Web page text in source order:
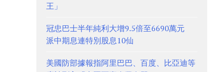
王」
冠忠巴士半年純利大增9.5倍至6690萬元
派中期息連特別股息10仙
美國防部據報指阿里巴巴、百度、比亞迪等